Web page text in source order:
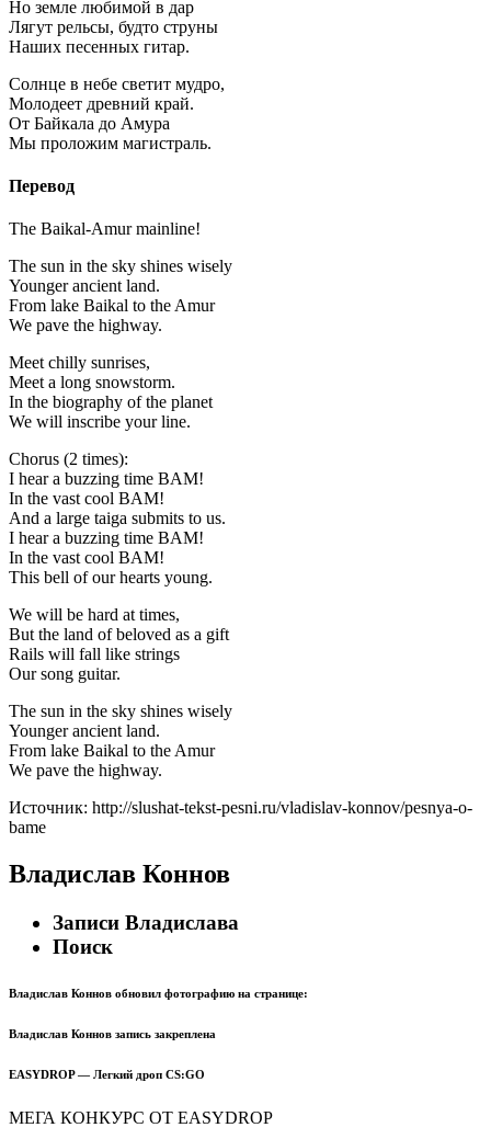
Но земле любимой в дар
Лягут рельсы, будто струны
Наших песенных гитар.
Солнце в небе светит мудро,
Молодеет древний край.
От Байкала до Амура
Мы проложим магистраль.
Перевод
The Baikal-Amur mainline!
The sun in the sky shines wisely
Younger ancient land.
From lake Baikal to the Amur
We pave the highway.
Meet chilly sunrises,
Meet a long snowstorm.
In the biography of the planet
We will inscribe your line.
Chorus (2 times):
I hear a buzzing time BAM!
In the vast cool BAM!
And a large taiga submits to us.
I hear a buzzing time BAM!
In the vast cool BAM!
This bell of our hearts young.
We will be hard at times,
But the land of beloved as a gift
Rails will fall like strings
Our song guitar.
The sun in the sky shines wisely
Younger ancient land.
From lake Baikal to the Amur
We pave the highway.
Источник: http://slushat-tekst-pesni.ru/vladislav-konnov/pesnya-o-
bame
Владислав Коннов
Записи Владислава
Поиск
Владислав Коннов обновил фотографию на странице:
Владислав Коннов запись закреплена
EASYDROP — Легкий дроп CS:GO
МЕГА КОНКУРС ОТ EASYDROP